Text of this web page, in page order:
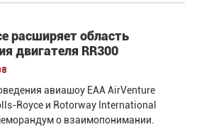
расширяет область
двигателя RR300
авиашоу EAA AirVenture
Royce и Rotorway International
о взаимопонимании.